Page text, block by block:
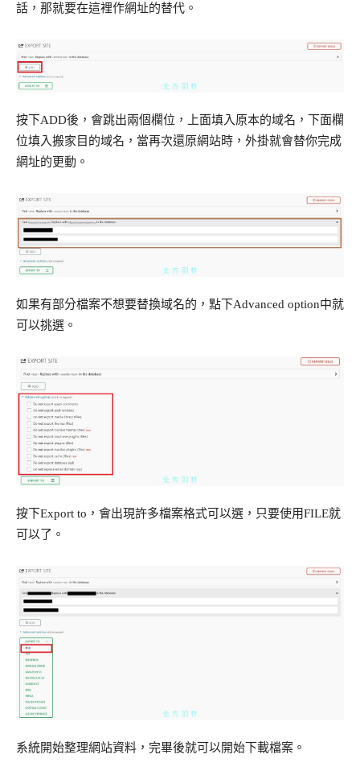
話，那就要在這裡作網址的替代。
按下ADD後，會跳出兩個欄位，上面填入原本的域名，下面欄
位填入搬家目的域名，當再次還原網站時，外掛就會替你完成
網址的更動。
如果有部分檔案不想要替換域名的，點下Advanced option中就
可以挑選。
按下Export to，會出現許多檔案格式可以選，只要使用FILE就
可以了。
系統開始整理網站資料，完畢後就可以開始下載檔案。